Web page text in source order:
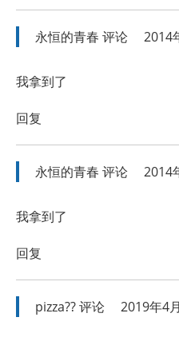
永恒的青春 评论 2014
我拿到了
回复
永恒的青春 评论 2014
我拿到了
回复
pizza??评论 2019年4